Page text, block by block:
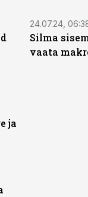
24.07.24,
Silma
vaata
ja